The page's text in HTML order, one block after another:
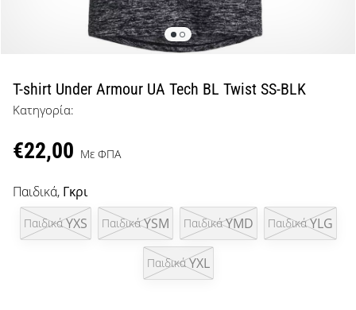
μπάσκετ
όπως
εμείς;
μαζί
ως
πρεσβευτής
της
μάρκας
T-shirt Under Armour UA Tech BL Twist SS-BLK
Κατηγορία:
€22,00 Με ΦΠΑ
Παιδικά, Γκρι
Παιδικά YXS Παιδικά YSM Παιδικά YMD Παιδικά YLG
Παιδικά YXL